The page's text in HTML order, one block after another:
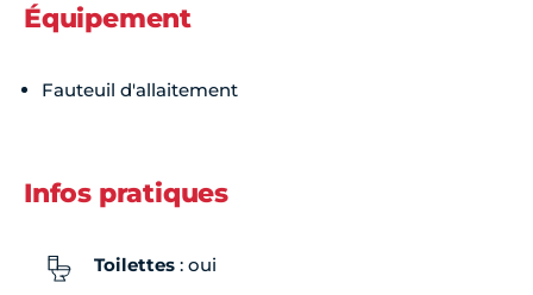
Dimanche Fermé
Équipement
Fauteuil d'allaitement
Infos pratiques
Toilettes : oui